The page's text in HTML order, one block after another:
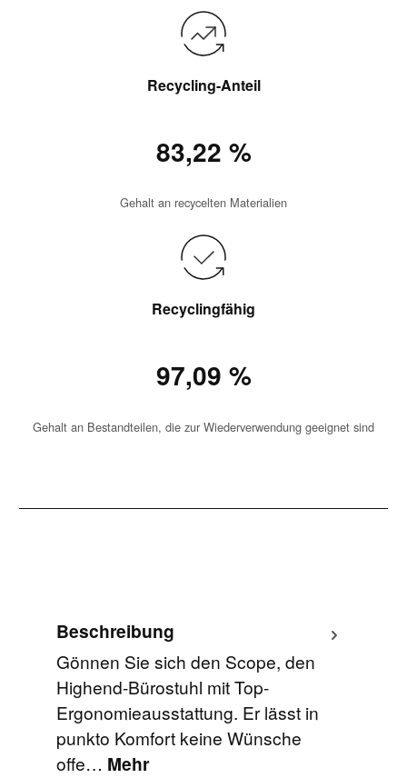
Recycling-Anteil
83,22 %
Gehalt an recycelten Materialien
Recyclingfähig
97,09 %
Gehalt an Bestandteilen, die zur Wiederverwendung geeignet sind
Beschreibung
Gönnen Sie sich den Scope, den
Highend-Bürostuhl mit Top-
Ergonomieausstattung. Er lässt in
punkto Komfort keine Wünsche
offe… Mehr